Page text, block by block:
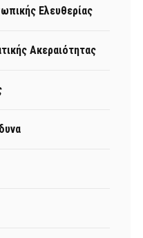
Ελευθερίας
Ακεραιότητας